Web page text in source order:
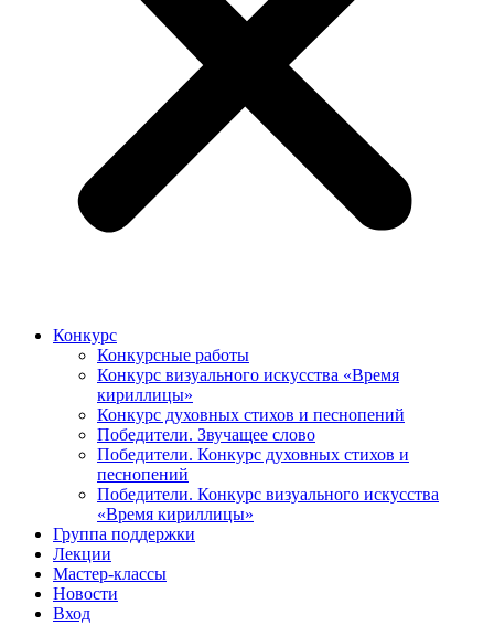
Конкурс
Конкурсные работы
Конкурс визуального искусства «Время
кириллицы»
Конкурс духовных стихов и песнопений
Победители. Звучащее слово
Победители. Конкурс духовных стихов и
песнопений
Победители. Конкурс визуального искусства
«Время кириллицы»
Группа поддержки
Лекции
Мастер-классы
Новости
Вход